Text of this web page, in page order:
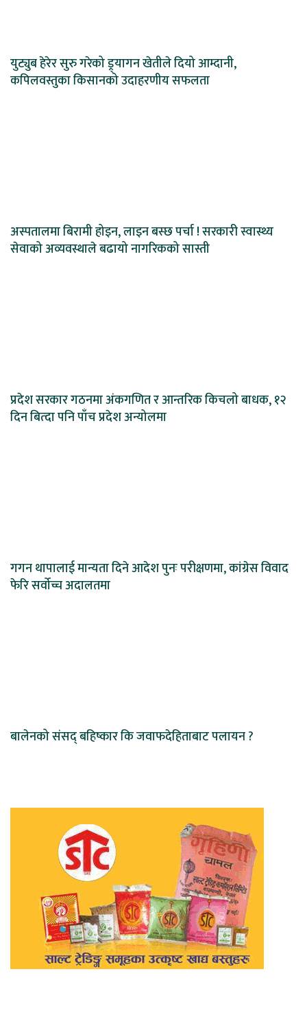
युट्युब हेरेर सुरु गरेको ड्र्यागन खेतीले दियो आम्दानी,
कपिलवस्तुका किसानको उदाहरणीय सफलता
अस्पतालमा बिरामी होइन, लाइन बस्छ पर्चा ! सरकारी स्वास्थ्य
सेवाको अव्यवस्थाले बढायो नागरिकको सास्ती
प्रदेश सरकार गठनमा अंकगणित र आन्तरिक किचलो बाधक, १२
दिन बित्दा पनि पाँच प्रदेश अन्योलमा
गगन थापालाई मान्यता दिने आदेश पुनः परीक्षणमा, कांग्रेस विवाद
फेरि सर्वोच्च अदालतमा
बालेनको संसद् बहिष्कार कि जवाफदेहिताबाट पलायन ?